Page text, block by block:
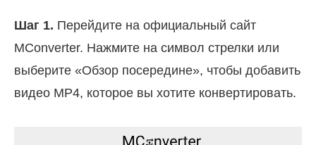
Шаг 1. Перейдите на официальный сайт
MConverter. Нажмите на символ стрелки или
выберите «Обзор посередине», чтобы добавить
видео MP4, которое вы хотите конвертировать.